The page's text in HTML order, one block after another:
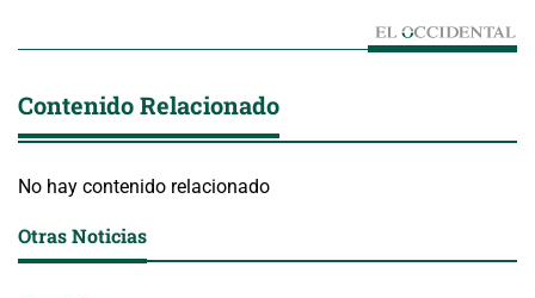
Contenido Relacionado
No hay contenido relacionado
Otras Noticias